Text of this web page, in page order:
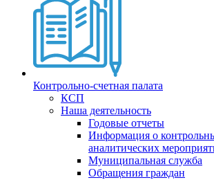
Контрольно-счетная палата
КСП
Наша деятельность
Годовые отчеты
Информация о
аналитических
Муниципальная служба
Обращения граждан